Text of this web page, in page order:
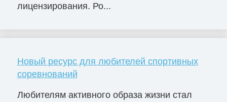
лицензирования. Ро...
Новый ресурс для любителей спортивных
соревнований
Любителям активного образа жизни стал